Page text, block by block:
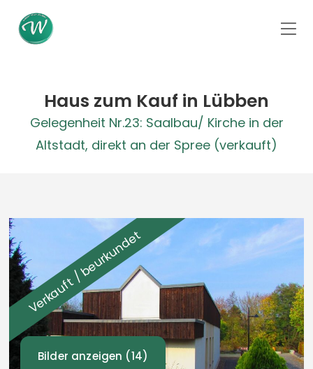
Haus zum Kauf in Lübben
Gelegenheit Nr.23: Saalbau/ Kirche in der
Altstadt, direkt an der Spree (verkauft)
Verkauft / beurkundet
Bilder anzeigen (14)